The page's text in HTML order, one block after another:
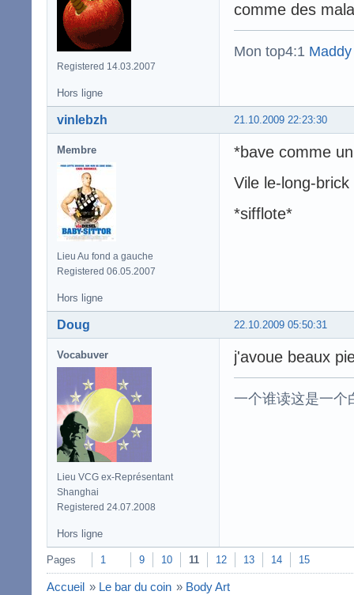
Registered 14.03.2007
comme des
Mon top4:1
Hors ligne
21.10.2009 22:23:30
vinlebzh
Membre
Lieu Au fond a gauche
Registered 06.05.2007
*bave comme
Vile le-long-
*sifflote*
Hors ligne
22.10.2009 05:50:31
Doug
Vocabuver
Lieu VCG ex-Représentant
Shanghai
Registered 24.07.2008
j'avoue beaux
一个谁读这是一个
Hors ligne
Pages 1 9 10 11 12 13 14 15
Accueil » Le bar du coin » Body Art